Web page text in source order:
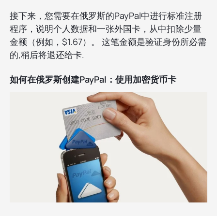
接下来，您需要在俄罗斯的PayPal中进行标准注册
程序，说明个人数据和一张外国卡，从中扣除少量
金额（例如，$1.67）。 这笔金额是验证身份所必需
的,稍后将退还给卡.
如何在俄罗斯创建PayPal：使用加密货币卡